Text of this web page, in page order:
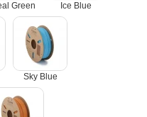
Green Ice Blue
Sky Blue